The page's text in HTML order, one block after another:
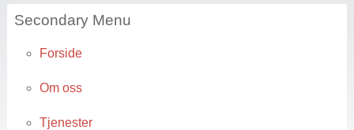
Secondary Menu
Forside
Om oss
Tjenester